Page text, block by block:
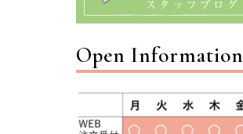
Open Information